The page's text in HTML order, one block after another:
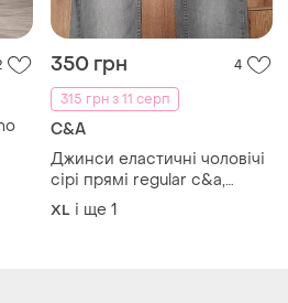
350 грн
4
315 грн з 11 серп
C&A
Джинси еластичні чоловічі
сірі прямі regular c&a,
розмір xl - 2xl
XL і ще 1